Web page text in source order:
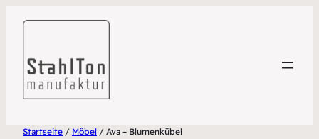
Startseite / Möbel / Ava – Blumenkübel